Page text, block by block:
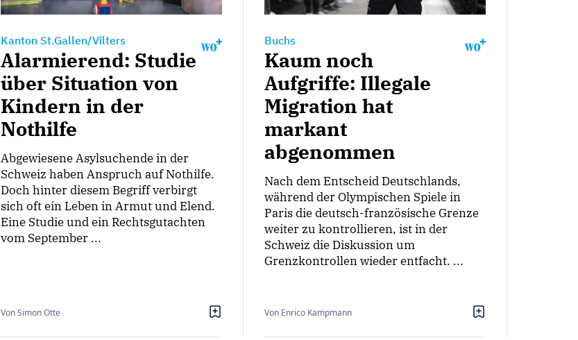
Kanton St.Gallen/Vilters
Alarmierend: Studie
über Situation von
Kindern in der
Nothilfe
Abgewiesene Asylsuchende in der
Schweiz haben Anspruch auf Nothilfe.
Doch hinter diesem Begriff verbirgt
sich oft ein Leben in Armut und Elend.
Eine Studie und ein Rechtsgutachten
vom September ...
Von Simon Otte
Buchs
Kaum noch
Aufgriffe: Illegale
Migration hat
markant
abgenommen
Nach dem Entscheid Deutschlands,
während der Olympischen Spiele in
Paris die deutsch-französische Grenze
weiter zu kontrollieren, ist in der
Schweiz die Diskussion um
Grenzkontrollen wieder entfacht. ...
Von Enrico Kampmann